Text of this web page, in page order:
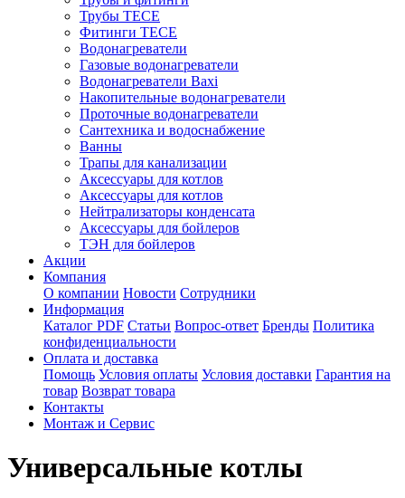
Трубы TECE
Фитинги TECE
Водонагреватели
Газовые водонагреватели
Водонагреватели Baxi
Накопительные водонагреватели
Проточные водонагреватели
Сантехника и водоснабжение
Ванны
Трапы для канализации
Аксессуары для котлов
Аксессуары для котлов
Нейтрализаторы конденсата
Аксессуары для бойлеров
ТЭН для бойлеров
Акции
Компания
О компании Новости Сотрудники
Информация
Каталог PDF Статьи Вопрос-ответ Бренды Политика
конфиденциальности
Оплата и доставка
Помощь Условия оплаты Условия доставки Гарантия на
товар Возврат товара
Контакты
Монтаж и Сервис
Универсальные котлы